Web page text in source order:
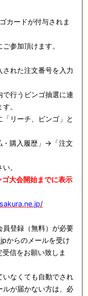
カードが付与されま
参加頂けます。
された注文番号を入力
で行うビンゴ抽選に連
。
リーチ、ビンゴ」と
購入履歴」→「注文
。
大会開始までに表示
員登録（無料）が必要
からのメールを受け
信をお願い致しま
いなくても自動でされ
ルが届かない方は、必